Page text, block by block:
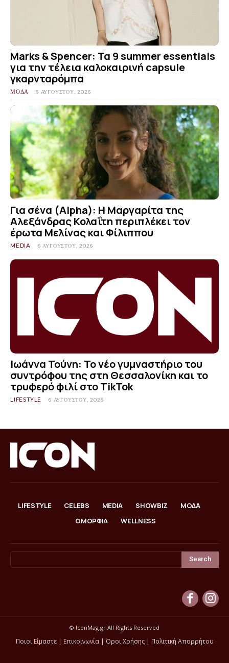
Marks & Spencer: Τα 9 summer essentials
για την τέλεια καλοκαιρινή capsule
γκαρνταρόμπα
ΜΟΔΑ 6 ΑΥΓΟΎΣΤΟΥ, 2026
Για σένα (Alpha): Η Μαργαρίτα της
Αλεξάνδρας Κολαΐτη περιπλέκει τον
έρωτα Μελίνας και Φίλιππου
MEDIA 6 ΑΥΓΟΎΣΤΟΥ, 2026
Ιωάννα Τούνη: Το νέο γυμναστήριο του
συντρόφου της στη Θεσσαλονίκη και το
τρυφερό φιλί στο TikTok
LIFESTYLE 6 ΑΥΓΟΎΣΤΟΥ, 2026
LIFESTYLE CELEBS MEDIA SHOWBIZ
ΜΟΔΑ
ΟΜΟΡΦΙΑ
WELLNESS
Search
© IconMag.gr All Rights Reserved
Ποιοι Είμαστε| Επικοινωνία|Όροι Χρήσης| Πολιτική Απορρήτου